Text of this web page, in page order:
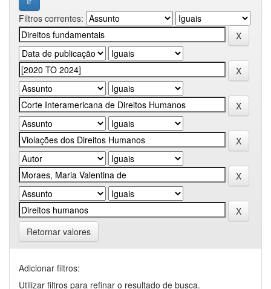
Filtros correntes:
Retornar valores
Adicionar filtros:
Utilizar filtros para refinar o resultado de busca.